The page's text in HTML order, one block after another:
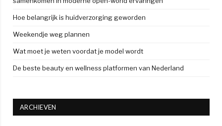
Hoe belangrijk is huidverzorging geworden
Weekendje weg plannen
Wat moet je weten voordat je model wordt
De beste beauty en wellness platformen van Nederland
ARCHIEVEN